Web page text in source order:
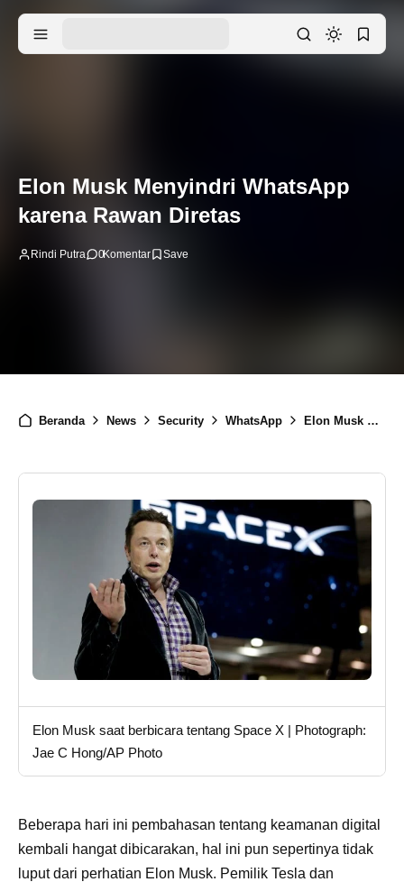
Elon Musk Menyindri WhatsApp
karena Rawan Diretas
Rindi Putra 0Komentar
Beranda News Security WhatsApp Elon Musk Menyindri WhatsApp karena Rawan Diretas
Elon Musk saat berbicara tentang Space X | Photograph:
Jae C Hong/AP Photo
Beberapa hari ini pembahasan tentang keamanan digital
kembali hangat dibicarakan, hal ini pun sepertinya tidak
luput dari perhatian Elon Musk. Pemilik Tesla dan